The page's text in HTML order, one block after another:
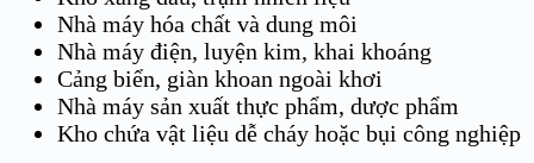
Nhà máy hóa chất và dung môi
Nhà máy điện, luyện kim, khai khoáng
Cảng biển, giàn khoan ngoài khơi
Nhà máy sản xuất thực phẩm, dược phẩm
Kho chứa vật liệu dễ cháy hoặc bụi công nghiệp